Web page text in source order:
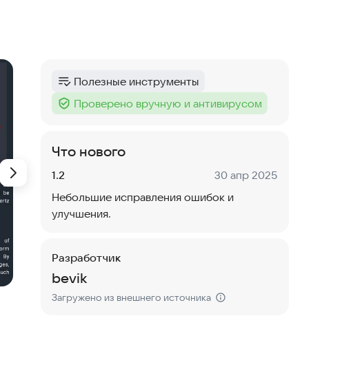
Категория:
Полезные инструменты
Тег :
Проверено вручную и антивирусом
Что нового
Версия:
1.2 Дата:
30 апр 2025
Небольшие исправления ошибок и
улучшения.
Разработчик
bevik
Загружено из внешнего источника